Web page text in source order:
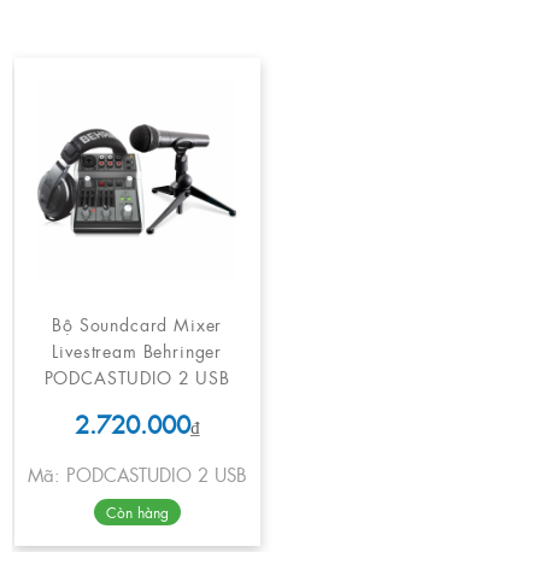
Bộ Soundcard Mixer
Livestream Behringer
PODCASTUDIO 2 USB
2.720.000₫
Mã: PODCASTUDIO 2 USB
Còn hàng